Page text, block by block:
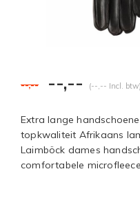
--,-- --,-- (--,-- Incl. btw)
Extra lange
topkwaliteit Afrikaans
Laimböck dames
comfortabele